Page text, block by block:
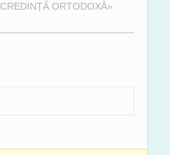
CREDINȚĂ ORTODOXĂ»